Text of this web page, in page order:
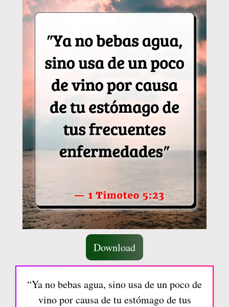
Download
“Ya no bebas agua, sino usa de un poco de
vino por causa de tu estómago de tus